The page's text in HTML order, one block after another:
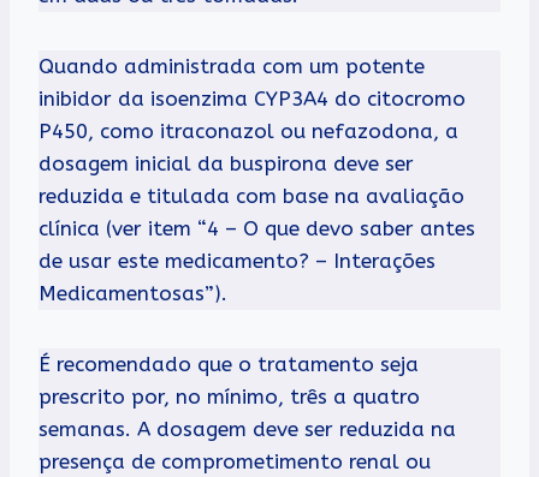
Quando administrada com um potente
inibidor da isoenzima CYP3A4 do citocromo
P450, como itraconazol ou nefazodona, a
dosagem inicial da buspirona deve ser
reduzida e titulada com base na avaliação
clínica (ver item “4 – O que devo saber antes
de usar este medicamento? – Interações
Medicamentosas”).
É recomendado que o tratamento seja
prescrito por, no mínimo, três a quatro
semanas. A dosagem deve ser reduzida na
presença de comprometimento renal ou